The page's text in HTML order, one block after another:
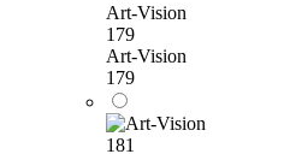
Art-Vision
179
Art-Vision
179